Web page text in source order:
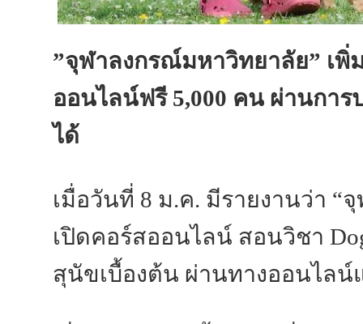
”จุฬาลงกรณ์มหาวิทยาลัย” เพิ่
ออนไลน์ฟรี 5,000 คน ผ่านการ
ได้
เมื่อวันที่ 8 ม.ค. มีรายงานว่า
เปิดคอร์สออนไลน์ สอนวิชา
สุนัขเบื้องต้น ผ่านทางออนไลน์